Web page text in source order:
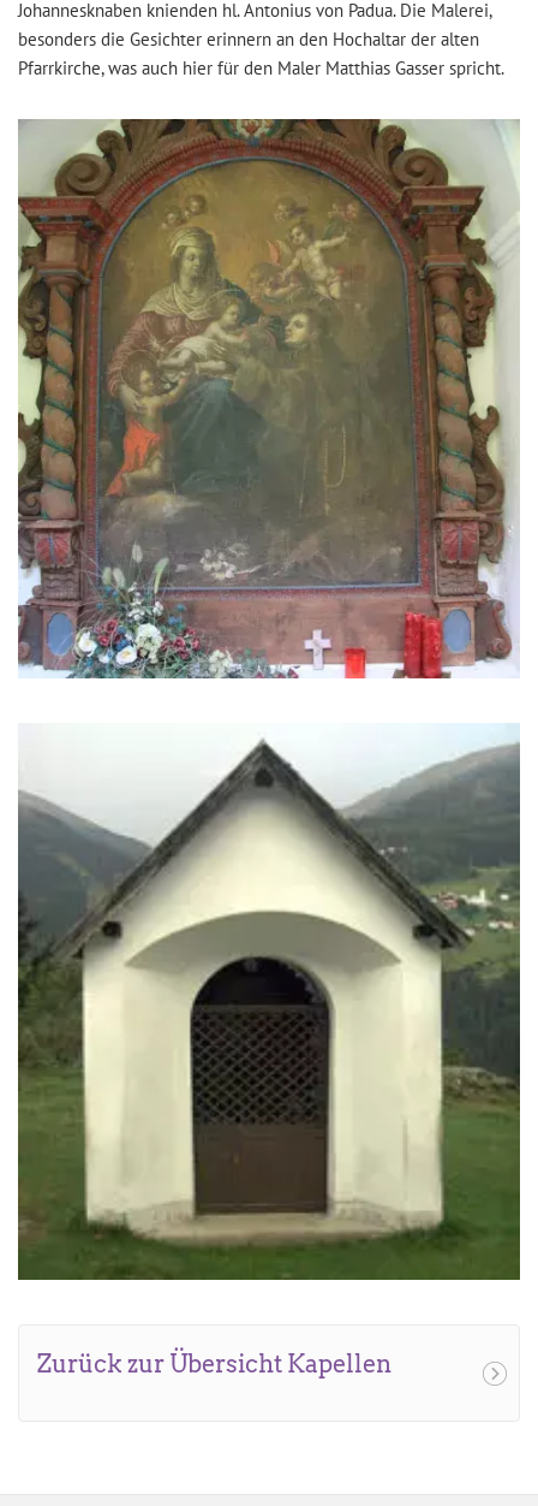
Johannesknaben knienden hl. Antonius von Padua. Die Malerei,
besonders die Gesichter erinnern an den Hochaltar der alten
Pfarrkirche, was auch hier für den Maler Matthias Gasser spricht.
Zurück zur Übersicht Kapellen